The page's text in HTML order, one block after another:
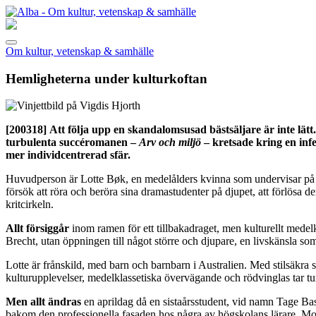
Om kultur, vetenskap & samhälle
Hemligheterna under kulturkoftan
[200318] Att följa upp en skandalomsusad bästsäljare är inte
turbulenta succéromanen –Arv och miljö– kretsade kring en
mer individcentrerad sfär.
Huvudperson är Lotte Bøk, en medelålders kvinna som undervisar
försök att röra och beröra sina dramastudenter på djupet, att förlösa
kritcirkeln.
Allt försiggår inom ramen för ett tillbakadraget, men kulturellt
Brecht, utan öppningen till något större och djupare, en livskänsla
Lotte är frånskild, med barn och barnbarn i Australien. Med
kulturupplevelser, medelklassetiska övervägande och rödvinglas tar
Men allt ändras en aprildag då en sistaårsstudent, vid namn Tage